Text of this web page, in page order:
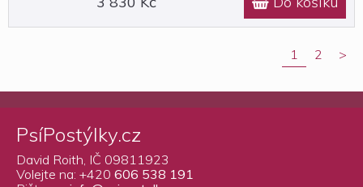
1 2 >
PsíPostýlky.cz
David Roith, IČ 09811923
Volejte na: +420 606 538 191